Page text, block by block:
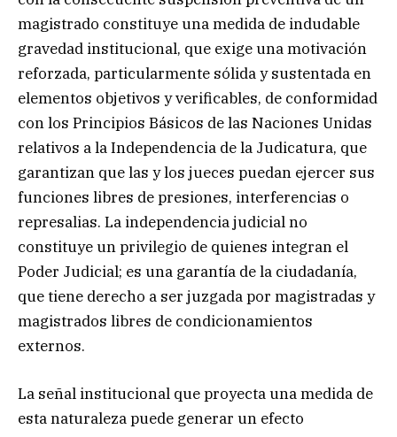
magistrado constituye una medida de indudable
gravedad institucional, que exige una motivación
reforzada, particularmente sólida y sustentada en
elementos objetivos y verificables, de conformidad
con los Principios Básicos de las Naciones Unidas
relativos a la Independencia de la Judicatura, que
garantizan que las y los jueces puedan ejercer sus
funciones libres de presiones, interferencias o
represalias. La independencia judicial no
constituye un privilegio de quienes integran el
Poder Judicial; es una garantía de la ciudadanía,
que tiene derecho a ser juzgada por magistradas y
magistrados libres de condicionamientos
externos.
La señal institucional que proyecta una medida de
esta naturaleza puede generar un efecto